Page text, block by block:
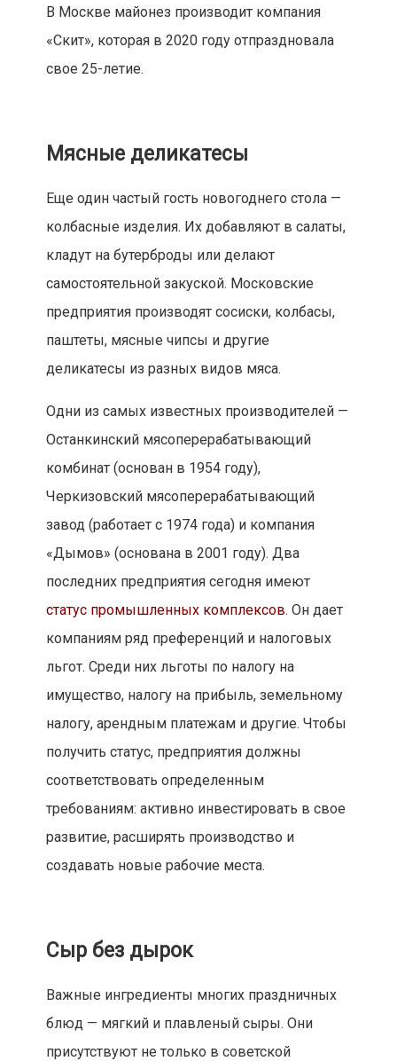
В Москве майонез производит компания
«Скит», которая в 2020 году отпраздновала
свое 25-летие.
Мясные деликатесы
Еще один частый гость новогоднего стола —
колбасные изделия. Их добавляют в салаты,
кладут на бутерброды или делают
самостоятельной закуской. Московские
предприятия производят сосиски, колбасы,
паштеты, мясные чипсы и другие
деликатесы из разных видов мяса.
Одни из самых известных производителей —
Останкинский мясоперерабатывающий
комбинат (основан в 1954 году),
Черкизовский мясоперерабатывающий
завод (работает с 1974 года) и компания
«Дымов» (основана в 2001 году). Два
последних предприятия сегодня имеют
статус промышленных комплексов. Он дает
компаниям ряд преференций и налоговых
льгот. Среди них льготы по налогу на
имущество, налогу на прибыль, земельному
налогу, арендным платежам и другие. Чтобы
получить статус, предприятия должны
соответствовать определенным
требованиям: активно инвестировать в свое
развитие, расширять производство и
создавать новые рабочие места.
Сыр без дырок
Важные ингредиенты многих праздничных
блюд — мягкий и плавленый сыры. Они
присутствуют не только в советской